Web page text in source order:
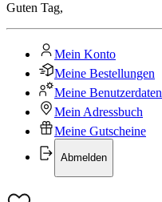
Guten Tag,
Mein Konto
Meine Bestellungen
Meine Benutzerdaten
Mein Adressbuch
Meine Gutscheine
Abmelden